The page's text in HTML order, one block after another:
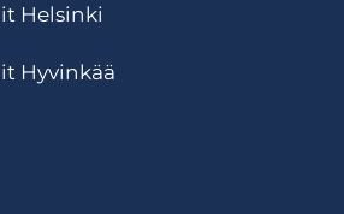
Helsinki
Hyvinkää